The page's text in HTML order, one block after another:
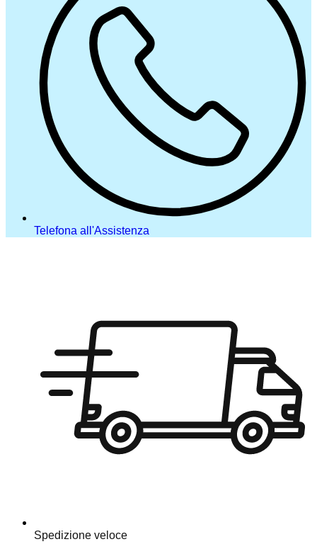
Telefona all'Assistenza
Spedizione veloce